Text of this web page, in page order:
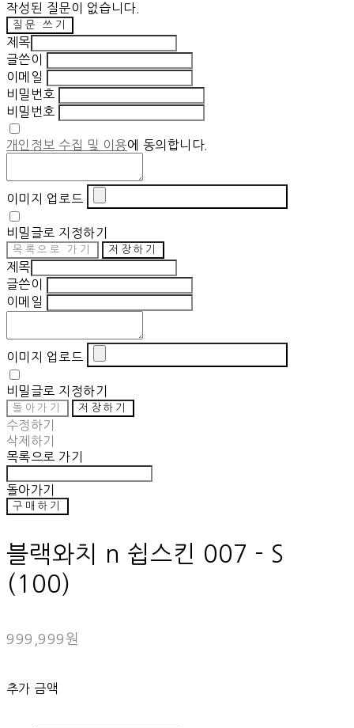
작성된 질문이 없습니다.
질문 쓰기
제목
글쓴이
이메일
비밀번호
비밀번호
개인정보 수집 및 이용에 동의합니다.
이미지 업로드
비밀글로 지정하기
목록으로 가기 저장하기
제목
글쓴이
이메일
이미지 업로드
비밀글로 지정하기
돌아가기 저장하기
수정하기
삭제하기
목록으로 가기
돌아가기
구매하기
블랙와치 n 쉽스킨 007 - S
(100)
999,999원
추가 금액